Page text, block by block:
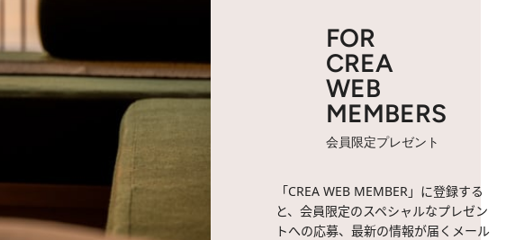
FOR
CREA
WEB
MEMBERS
会員限定プレゼント
「CREA WEB MEMBER」に登録する
と、会員限定のスペシャルなプレゼン
トへの応募、最新の情報が届くメール